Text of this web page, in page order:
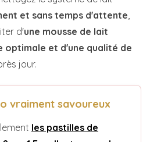
et sans temps d'attente,
d'une mousse de lait
optimale et d'une qualité de
jour.
vraiment savoureux
les pastilles de